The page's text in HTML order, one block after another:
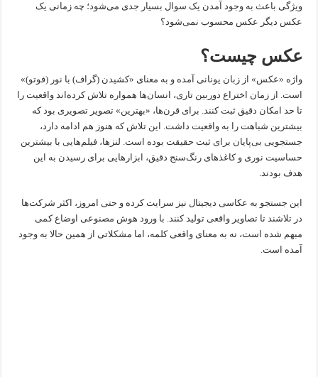
ویژگی باعث به وجود آمدن یک سوال بسیار جدی می‌شود؛ چه زمانی یک
عکس دیگر عکس محسوب نمی‌شود؟
عکس چیست؟
واژه «عکس» از زبان یونانی آمده و به معنای «کشیدن (گراف) با نور (فوتو)»
است. از زمان اختراع دوربین تاری، انسان‌ها همواره تلاش کرده‌اند واقعیت را
تا حد امکان دقیق ثبت کنند. برای قرن‌ها، «بهترین» تصویر تصویری بود که
بیشترین شباهت را به واقعیت داشت. این تلاش که هنوز هم ادامه دارد،
جستجویی بی‌پایان برای ثبت حقیقت بوده است. لنزها، فیلم‌هایی با بیشترین
حساسیت نوری و کاغذهای رنگ‌سنج دقیق، ابزارهایی برای رسیدن به این
هدف بودند.
این جستجو به عکاسی دیجیتال نیز سرایت کرده و حتی امروز، اکثر شرکت‌ها
در تلاشند تا تصاویر واقعی تولید کنند. با ورود هوش مصنوعی اوضاع کمی
مبهم شده است، نه به معنای واقعی کلمه، اما مشکلاتی از همین حالا به وجود
آمده است.